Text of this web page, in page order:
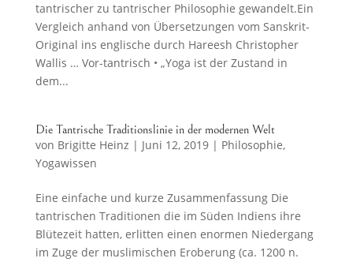
tantrischer zu tantrischer Philosophie gewandelt.Ein
Vergleich anhand von Übersetzungen vom Sanskrit-
Original ins englische durch Hareesh Christopher
Wallis … Vor-tantrisch • „Yoga ist der Zustand in
dem...
Die Tantrische Traditionslinie in der modernen Welt
von Brigitte Heinz | Juni 12, 2019| Philosophie,
Yogawissen
Eine einfache und kurze Zusammenfassung Die
tantrischen Traditionen die im Süden Indiens ihre
Blütezeit hatten, erlitten einen enormen Niedergang
im Zuge der muslimischen Eroberung (ca. 1200 n.